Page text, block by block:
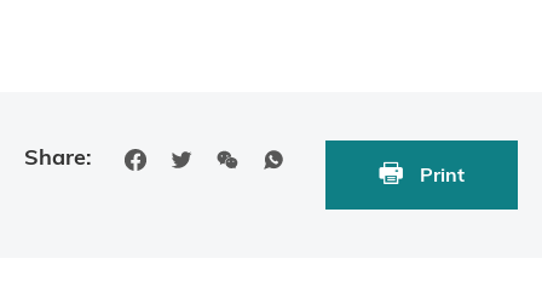
Share:
Print